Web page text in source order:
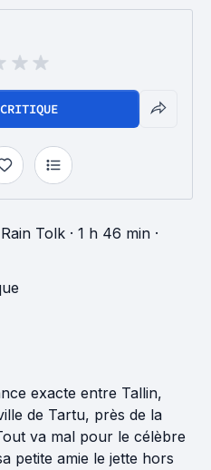
Rain Tolk · 1 h 46 min ·
exacte entre Tallin,
de Tartu, près de la
va mal pour le célèbre
petite amie le jette hors